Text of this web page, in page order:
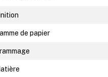
de papier